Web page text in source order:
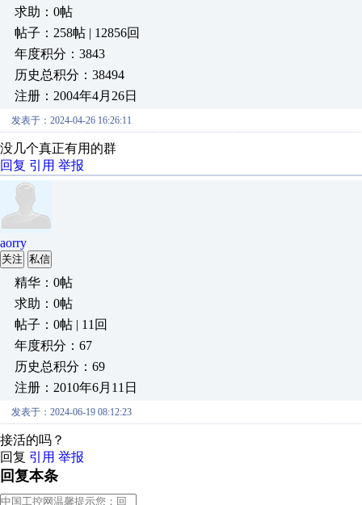
求助：0帖
帖子：258帖 | 12856回
年度积分：3843
历史总积分：38494
注册：2004年4月26日
发表于：2024-04-26 16:26:11
没几个真正有用的群
回复 引用 举报
aorry
关注 私信
精华：0帖
求助：0帖
帖子：0帖 | 11回
年度积分：67
历史总积分：69
注册：2010年6月11日
发表于：2024-06-19 08:12:23
接活的吗？
回复 引用 举报
回复本条